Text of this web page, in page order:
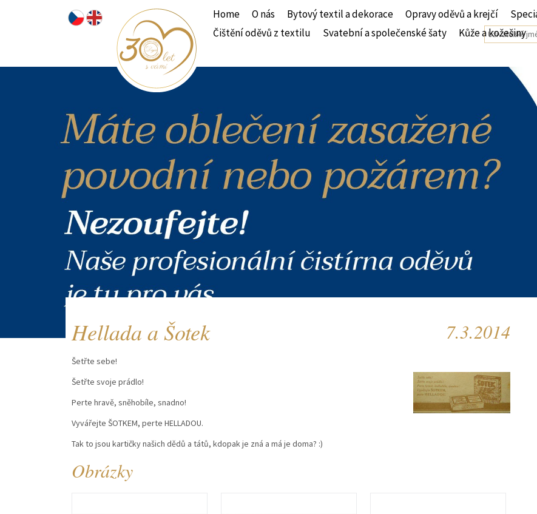
Home O nás Bytový textil a dekorace Opravy oděvů a krejčí
Čištění oděvů z textilu
Svatební a společenské šaty Kůže a kožešiny
Hellada a Šotek 7.3.2014
Šetřte sebe!
Šetřte svoje prádlo!
Perte hravě, sněhobíle, snadno!
Vyvářejte ŠOTKEM, perte HELLADOU.
Tak to jsou kartičky našich dědů a tátů, kdopak je zná a má je doma? :)
Obrázky